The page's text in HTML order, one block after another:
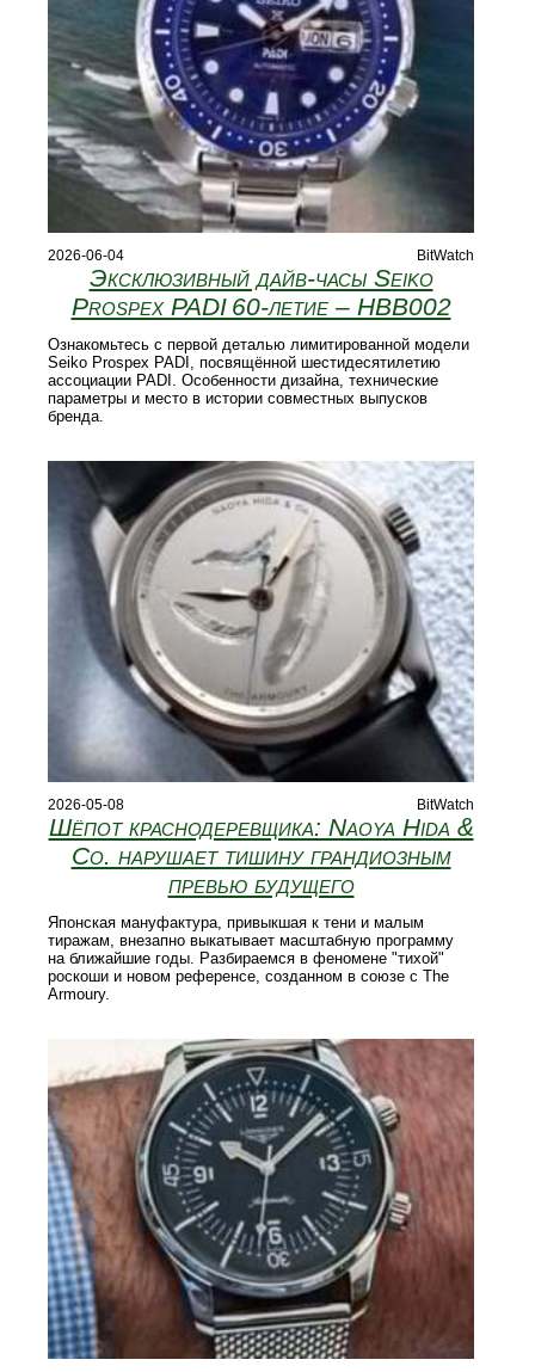
2026-06-04 BitWatch
Эксклюзивный дайв-часы Seiko
Prospex PADI 60‑летие – HBB002
Ознакомьтесь с первой деталью лимитированной модели
Seiko Prospex PADI, посвящённой шестидесятилетию
ассоциации PADI. Особенности дизайна, технические
параметры и место в истории совместных выпусков
бренда.
2026-05-08 BitWatch
Шёпот краснодеревщика: Naoya Hida &
Co. нарушает тишину грандиозным
превью будущего
Японская мануфактура, привыкшая к тени и малым
тиражам, внезапно выкатывает масштабную программу
на ближайшие годы. Разбираемся в феномене "тихой"
роскоши и новом референсе, созданном в союзе с The
Armoury.